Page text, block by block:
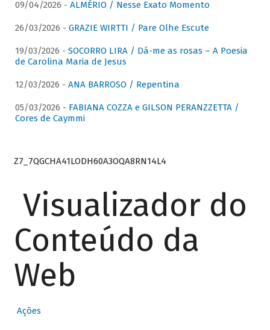
09/04/2026 - ALMÉRIO / Nesse Exato Momento
26/03/2026 - GRAZIE WIRTTI / Pare Olhe Escute
19/03/2026 - SOCORRO LIRA / Dá-me as rosas – A Poesia
de Carolina Maria de Jesus
12/03/2026 - ANA BARROSO / Repentina
05/03/2026 - FABIANA COZZA e GILSON PERANZZETTA /
Cores de Caymmi
Z7_7QGCHA41LODH60A3OQA8RN14L4
Visualizador do
Conteúdo da
Web
Ações